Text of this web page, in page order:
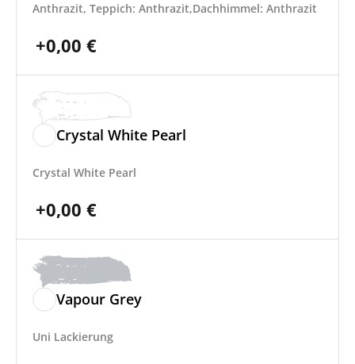
Anthrazit, Teppich: Anthrazit,Dachhimmel: Anthrazit
+0,00 €
Crystal White Pearl
Crystal White Pearl
+0,00 €
Vapour Grey
Uni Lackierung